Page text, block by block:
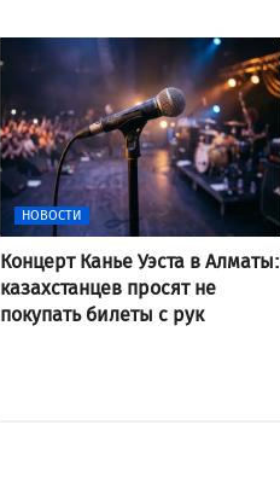
НОВОСТИ
Концерт Канье Уэста в Алматы:
казахстанцев просят не
покупать билеты с рук